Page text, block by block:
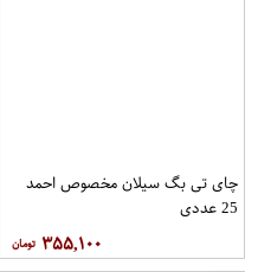
چای تی بگ سیلان مخصوص احمد
25 عددی
۳۵۵,۱۰۰